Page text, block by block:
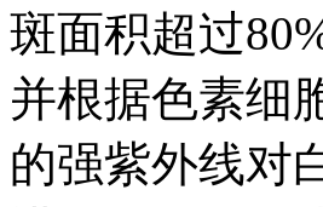
斑面积超过
并根据色素细
的强紫外线对